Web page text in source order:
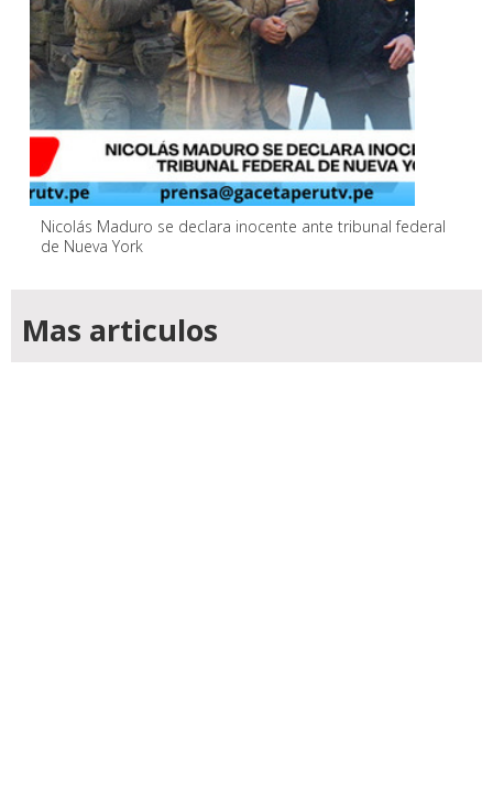
Nicolás Maduro se declara inocente ante tribunal federal
de Nueva York
Mas articulos